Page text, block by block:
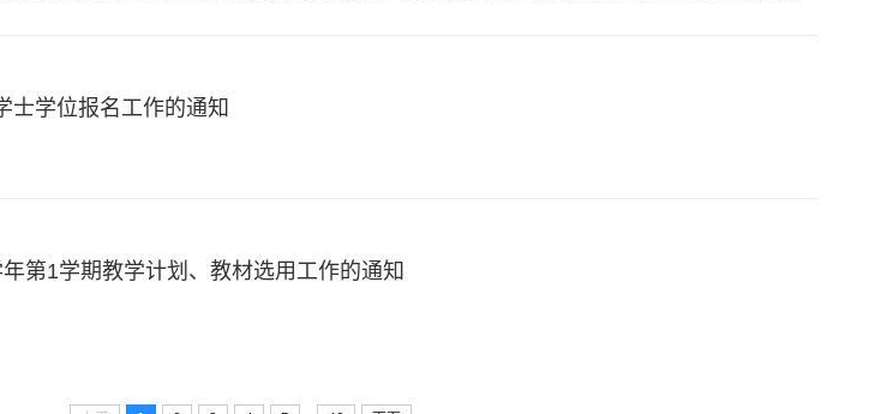
士学位报名工作的通知
第1学期教学计划、教材选用工作的通知